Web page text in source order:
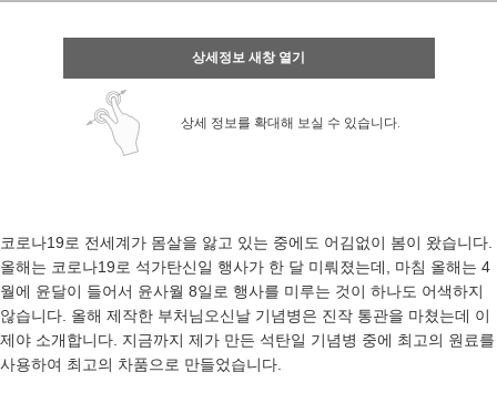
상세정보 새창 열기
상세 정보를 확대해 보실 수 있습니다.
코로나19로 전세계가 몸살을 앓고 있는 중에도 어김없이 봄이 왔습니다.
올해는 코로나19로 석가탄신일 행사가 한 달 미뤄졌는데, 마침 올해는 4
월에 윤달이 들어서 윤사월 8일로 행사를 미루는 것이 하나도 어색하지
않습니다. 올해 제작한 부처님오신날 기념병은 진작 통관을 마쳤는데 이
제야 소개합니다. 지금까지 제가 만든 석탄일 기념병 중에 최고의 원료를
사용하여 최고의 차품으로 만들었습니다.